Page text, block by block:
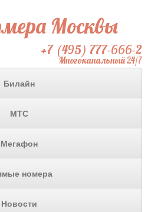
Москвы
+7 (495) 777-666-2
Многоканальный 24/7
Билайн
МТС
Мегафон
номера
Новости